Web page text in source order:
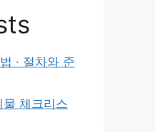
· 절차와 준
체크리스